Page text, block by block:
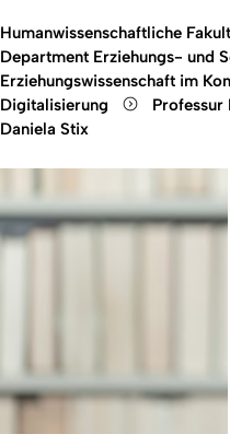
Humanwissenschaftliche
Department Erziehungs- und
Erziehungswissenschaft im
Digitalisierung
Professur
Daniela Stix